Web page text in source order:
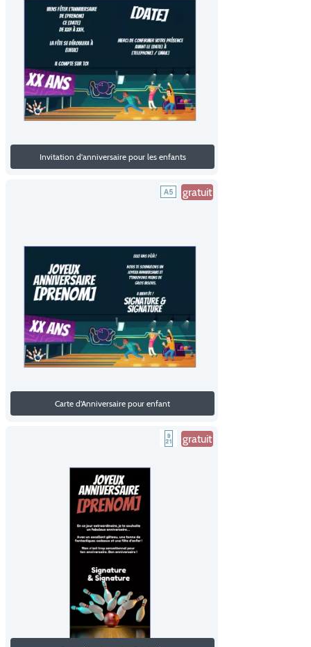
Invitation d'anniversaire pour les enfants
gratuit
Carte d'Anniversaire pour enfant
gratuit